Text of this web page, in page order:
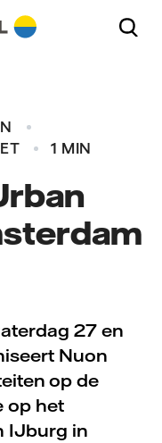
1 MIN
27 en
Nuon
op de
op het
IJburg in